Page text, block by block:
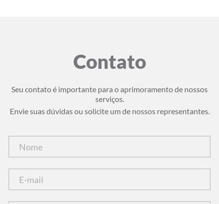
Contato
Seu contato é importante para o aprimoramento de nossos
serviços.
Envie suas dúvidas ou solicite um de nossos representantes.